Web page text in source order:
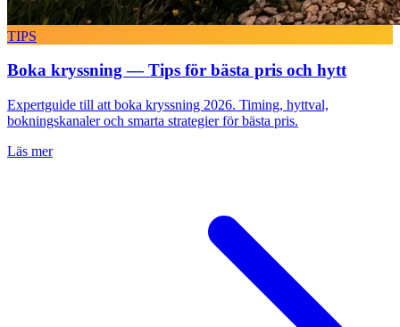
TIPS
Boka kryssning — Tips för bästa pris och hytt
Expertguide till att boka kryssning 2026. Timing, hyttval,
bokningskanaler och smarta strategier för bästa pris.
Läs mer